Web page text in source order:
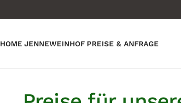
HOME JENNEWEINHOF PREISE & ANFRAGE